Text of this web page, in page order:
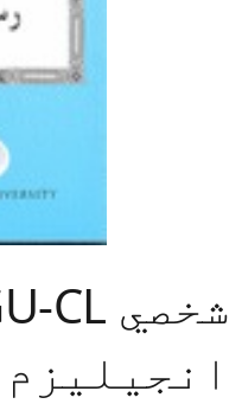
انجیلیزم